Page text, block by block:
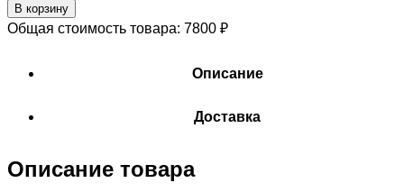
В корзину
Общая стоимость товара: 7800 ₽
Описание
Доставка
Описание товара